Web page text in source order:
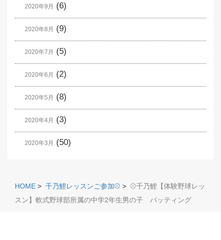
2020年9月 (6)
2020年8月 (9)
2020年7月 (5)
2020年6月 (2)
2020年5月 (8)
2020年4月 (3)
2020年3月 (50)
HOME > 千乃鯉レッスンご参加⚾️ > ⚾️千乃鯉【体験野球レッ
スン】軟式野球部所属の中学2年生男の子 バッティング